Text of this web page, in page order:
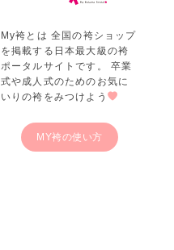
My袴とは 全国の袴ショップ
を掲載する日本最大級の袴
ポータルサイトです。 卒業
式や成人式のためのお気に
いりの袴をみつけよう
MY袴の使い方